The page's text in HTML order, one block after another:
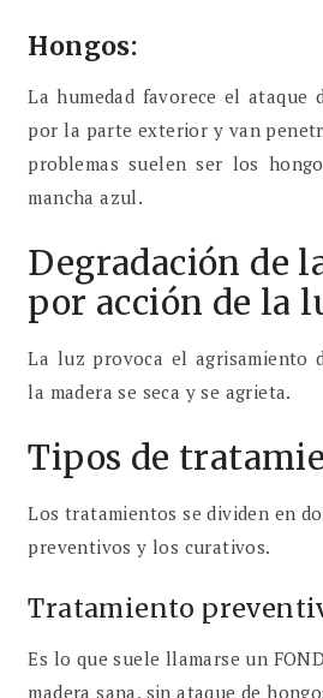
Hongos:
La humedad favorece el ataque
por la parte exterior y van
problemas suelen ser los
mancha azul.
Degradación de
por acción de la
La luz provoca el agrisamiento
la madera se seca y se agrieta.
Tipos de
Los tratamientos se dividen en
preventivos y los curativos.
Tratamiento
Es lo que suele llamarse un
madera sana, sin ataque de